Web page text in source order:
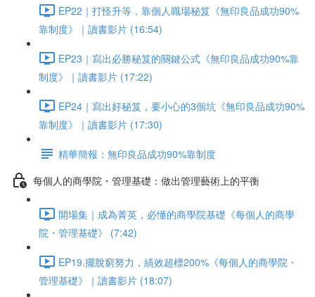
EP22｜打怪升等，靠個人職場秘笈《無印良品成功90%
靠制度》｜讀書影片 (16:54)
EP23｜寫出必勝秘笈的關鍵公式《無印良品成功90%靠
制度》｜讀書影片 (17:22)
EP24｜寫出好秘笈，要小心的3個坑《無印良品成功90%
靠制度》｜讀書影片 (17:30)
精華簡報：無印良品成功90%靠制度
每個人的商學院・管理基礎：做出管理藝術上的平衡
開場集｜成為菁英，必懂的商學院基礎《每個人的商學
院・管理基礎》 (7:42)
EP19.擺脫窮努力，績效超標200%《每個人的商學院・
管理基礎》｜讀書影片 (18:07)